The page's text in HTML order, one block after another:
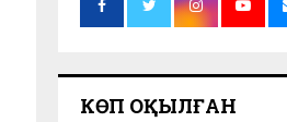
КӨП ОҚЫЛҒАН